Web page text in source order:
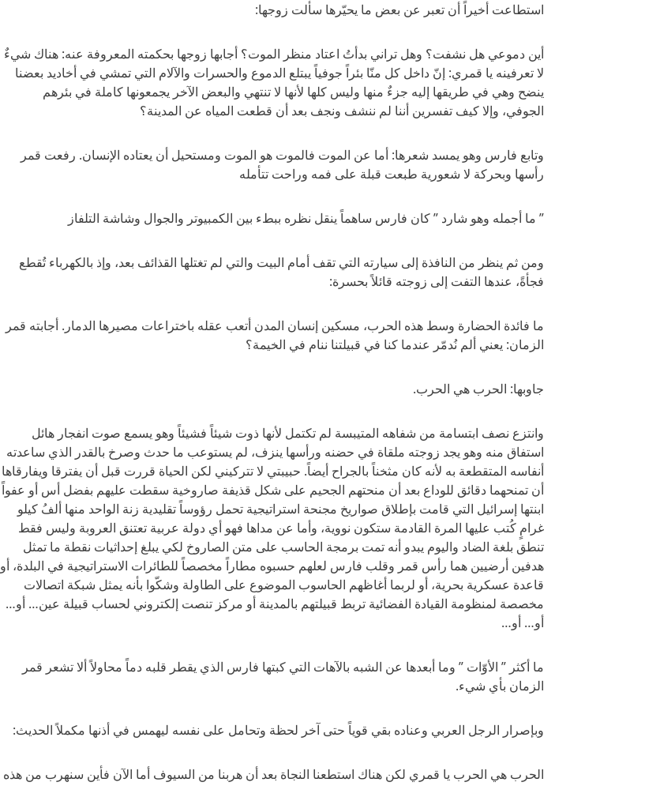
استطاعت أخيراً أن تعبر عن بعض ما يحيّرها سألت زوجها:
أين دموعي هل نشفت؟ وهل تراني بدأتُ اعتاد منظر الموت؟ أجابها زوجها بحكمته المعروفة عنه: هناك شيءٌ
لا تعرفينه يا قمري: إنّ داخل كل منّا بئراً جوفياً يبتلع الدموع والحسرات والآلام التي تمشي في أخاديد بعضنا
ينضح وهي في طريقها إليه جزءٌ منها وليس كلها لأنها لا تنتهي والبعض الآخر يجمعونها كاملة في بئرهم
الجوفي، وإلا كيف تفسرين أننا لم ننشف ونجف بعد أن قطعت المياه عن المدينة؟
وتابع فارس وهو يمسد شعرها: أما عن الموت فالموت هو الموت ومستحيل أن يعتاده الإنسان. رفعت قمر
رأسها وبحركة لا شعورية طبعت قبلة على فمه وراحت تتأمله
” ما أجمله وهو شارد ” كان فارس ساهماً ينقل نظره ببطء بين الكمبيوتر والجوال وشاشة التلفاز
ومن ثم ينظر من النافذة إلى سيارته التي تقف أمام البيت والتي لم تغتلها القذائف بعد، وإذ بالكهرباء تُقطع
فجأةً، عندها التفت إلى زوجته قائلاً بحسرة:
ما فائدة الحضارة وسط هذه الحرب، مسكين إنسان المدن أتعب عقله باختراعات مصيرها الدمار. أجابته قمر
الزمان: يعني ألم نُدمّر عندما كنا في قبيلتنا ننام في الخيمة؟
جاوبها: الحرب هي الحرب.
وانتزع نصف ابتسامة من شفاهه المتيبسة لم تكتمل لأنها ذوت شيئاً فشيئاً وهو يسمع صوت انفجار هائل
استفاق منه وهو يجد زوجته ملقاة في حضنه ورأسها ينزف، لم يستوعب ما حدث وصرخ بالقدر الذي ساعدته
أنفاسه المتقطعة به لأنه كان مثخناً بالجراح أيضاً. حبيبتي لا تتركيني لكن الحياة قررت قبل أن يفترقا ويفارقاها
أن تمنحهما دقائق للوداع بعد أن منحتهم الجحيم على شكل قذيفة صاروخية سقطت عليهم بفضل أس أو عفواً
ابنتها إسرائيل التي قامت بإطلاق صواريخ مجنحة استراتيجية تحمل رؤوساً تقليدية زنة الواحد منها ألفُ كيلو
غرامٍ كُتب عليها المرة القادمة ستكون نووية، وأما عن مداها فهو أي دولة عربية تعتنق العروبة وليس فقط
تنطق بلغة الضاد واليوم يبدو أنه تمت برمجة الحاسب على متن الصاروخ لكي يبلغ إحداثيات نقطة ما تمثل
هدفين أرضيين هما رأس قمر وقلب فارس لعلهم حسبوه مطاراً مخصصاً للطائرات الاستراتيجية في البلدة، أو
قاعدة عسكرية بحرية، أو لربما أغاظهم الحاسوب الموضوع على الطاولة وشكّوا بأنه يمثل شبكة اتصالات
مخصصة لمنظومة القيادة الفضائية تربط قبيلتهم بالمدينة أو مركز تنصت إلكتروني لحساب قبيلة عين… أو…
أو… أو…
ما أكثر ” الأوّات ” وما أبعدها عن الشبه بالآهات التي كبتها فارس الذي يقطر قلبه دماً محاولاً ألا تشعر قمر
الزمان بأي شيء.
وبإصرار الرجل العربي وعناده بقي قوياً حتى آخر لحظة وتحامل على نفسه ليهمس في أذنها مكملاً الحديث:
الحرب هي الحرب يا قمري لكن هناك استطعنا النجاة بعد أن هربنا من السيوف أما الآن فأين سنهرب من هذه